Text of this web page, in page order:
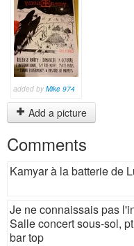
added by Mike 974
Add a picture
Comments
Kamyar à la batterie de
Je ne connaissais pas
Salle concert sous-sol,
bar top